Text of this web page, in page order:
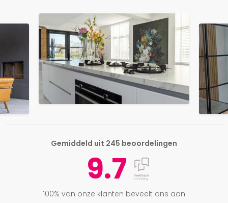
Gemiddeld uit 245 beoordelingen
9.7
100% van onze klanten beveelt ons aan